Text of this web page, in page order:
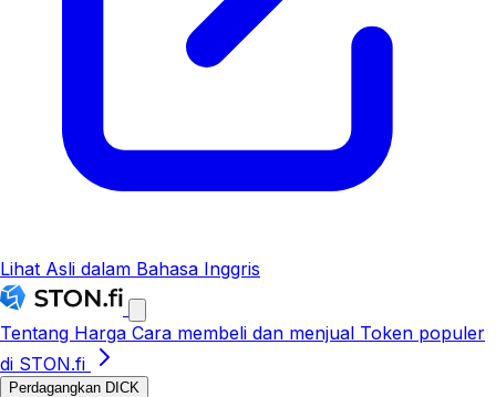
Lihat Asli dalam Bahasa Inggris
Tentang Harga Cara membeli dan menjual Token populer
di STON.fi
Perdagangkan DICK